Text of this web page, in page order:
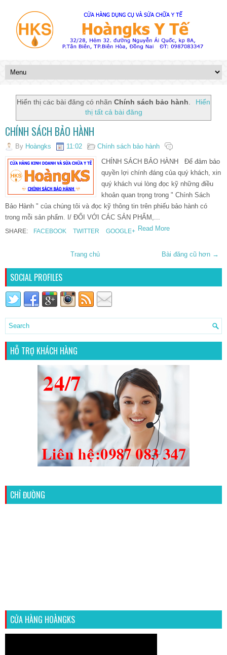
Hiển thị các bài đăng có nhãnChính sách bảo hành.
Hiển
thị tất cả bài đăng
CHÍNH SÁCH BẢO HÀNH
By Hoàngks 11:02
Chính sách bảo hành
CHÍNH SÁCH BẢO HÀNH Để đảm bảo
quyền lợi chính đáng của quý khách, xin
quý khách vui lòng đọc kỹ những điều
khoản quan trọng trong " Chính Sách
Bảo Hành " của chúng tôi và đọc kỹ thông tin trên phiếu bảo hành có
trong mỗi sản phẩm. I/ ĐỐI VỚI CÁC SẢN PHẨM,...
SHARE: FACEBOOK TWITTER GOOGLE+ Read More
Bài đăng cũ hơn →
Trang chủ
SOCIAL PROFILES
HỖ TRỢ KHÁCH HÀNG
CHỈ ĐƯỜNG
CỬA HÀNG HOÀNGKS